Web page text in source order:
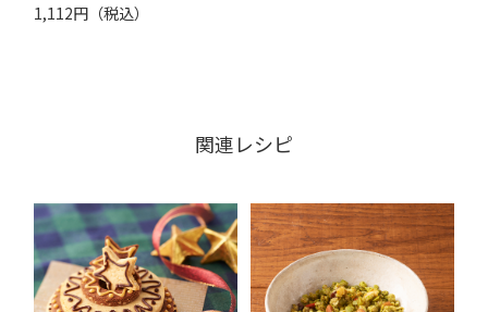
1,112円（税込）
関連レシピ